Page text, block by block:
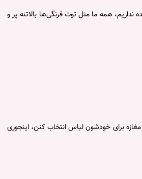
همه ما مثل توت فرنگی‌ها بالاتنه پر و
برای خودشون لباس انتخاب کنن، اینجوری